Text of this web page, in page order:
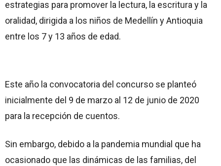
estrategias para promover la lectura, la escritura y la
oralidad, dirigida a los niños de Medellín y Antioquia
entre los 7 y 13 años de edad.
Este año la convocatoria del concurso se planteó
inicialmente del 9 de marzo al 12 de junio de 2020
para la recepción de cuentos.
Sin embargo, debido a la pandemia mundial que ha
ocasionado que las dinámicas de las familias, del